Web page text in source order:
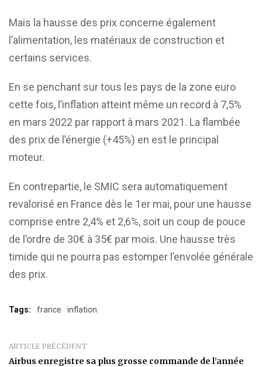
Mais la hausse des prix concerne également
l’alimentation, les matériaux de construction et
certains services.
En se penchant sur tous les pays de la zone euro
cette fois, l’inflation atteint même un record à 7,5%
en mars 2022 par rapport à mars 2021. La flambée
des prix de l’énergie (+45%) en est le principal
moteur.
En contrepartie, le SMIC sera automatiquement
revalorisé en France dès le 1er mai, pour une hausse
comprise entre 2,4% et 2,6%, soit un coup de pouce
de l’ordre de 30€ à 35€ par mois. Une hausse très
timide qui ne pourra pas estomper l’envolée générale
des prix.
Tags: france inflation
ARTICLE PRÉCÉDENT
Airbus enregistre sa plus grosse commande de l’année